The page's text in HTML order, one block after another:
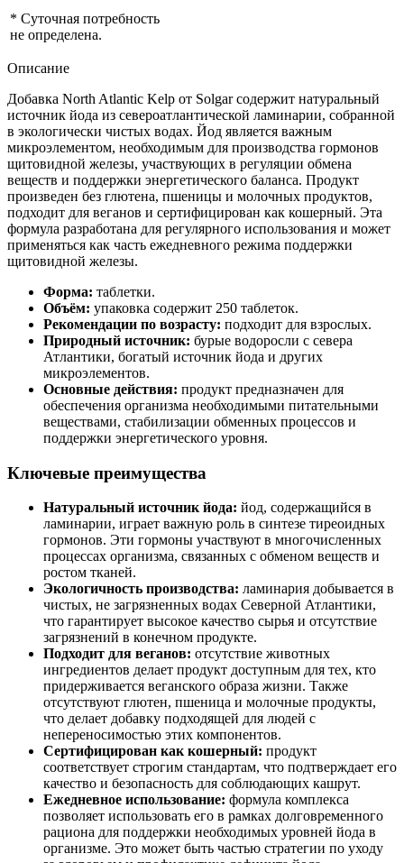
* Суточная потребность
не определена.
Описание
Добавка North Atlantic Kelp от Solgar содержит натуральный
источник йода из североатлантической ламинарии, собранной
в экологически чистых водах. Йод является важным
микроэлементом, необходимым для производства гормонов
щитовидной железы, участвующих в регуляции обмена
веществ и поддержки энергетического баланса. Продукт
произведен без глютена, пшеницы и молочных продуктов,
подходит для веганов и сертифицирован как кошерный. Эта
формула разработана для регулярного использования и может
применяться как часть ежедневного режима поддержки
щитовидной железы.
Форма: таблетки.
Объём: упаковка содержит 250 таблеток.
Рекомендации по возрасту: подходит для взрослых.
Природный источник: бурые водоросли с севера
Атлантики, богатый источник йода и других
микроэлементов.
Основные действия: продукт предназначен для
обеспечения организма необходимыми питательными
веществами, стабилизации обменных процессов и
поддержки энергетического уровня.
Ключевые преимущества
Натуральный источник йода: йод, содержащийся в
ламинарии, играет важную роль в синтезе тиреоидных
гормонов. Эти гормоны участвуют в многочисленных
процессах организма, связанных с обменом веществ и
ростом тканей.
Экологичность производства: ламинария добывается в
чистых, не загрязненных водах Северной Атлантики,
что гарантирует высокое качество сырья и отсутствие
загрязнений в конечном продукте.
Подходит для веганов: отсутствие животных
ингредиентов делает продукт доступным для тех, кто
придерживается веганского образа жизни. Также
отсутствуют глютен, пшеница и молочные продукты,
что делает добавку подходящей для людей с
непереносимостью этих компонентов.
Сертифицирован как кошерный: продукт
соответствует строгим стандартам, что подтверждает его
качество и безопасность для соблюдающих кашрут.
Ежедневное использование: формула комплекса
позволяет использовать его в рамках долговременного
рациона для поддержки необходимых уровней йода в
организме. Это может быть частью стратегии по уходу